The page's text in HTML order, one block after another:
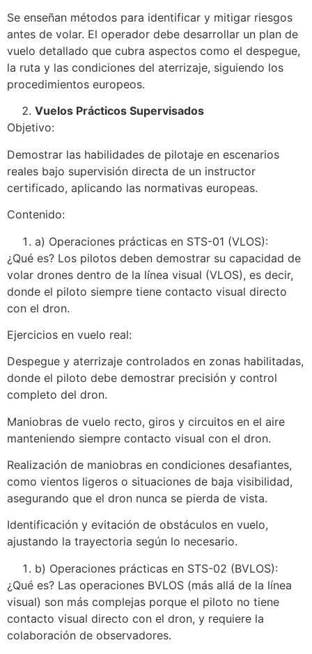
Se enseñan métodos para identificar y mitigar riesgos
antes de volar. El operador debe desarrollar un plan de
vuelo detallado que cubra aspectos como el despegue,
la ruta y las condiciones del aterrizaje, siguiendo los
procedimientos europeos.
Vuelos Prácticos Supervisados
Objetivo:
Demostrar las habilidades de pilotaje en escenarios
reales bajo supervisión directa de un instructor
certificado, aplicando las normativas europeas.
Contenido:
a) Operaciones prácticas en STS-01 (VLOS):
¿Qué es? Los pilotos deben demostrar su capacidad de
volar drones dentro de la línea visual (VLOS), es decir,
donde el piloto siempre tiene contacto visual directo
con el dron.
Ejercicios en vuelo real:
Despegue y aterrizaje controlados en zonas habilitadas,
donde el piloto debe demostrar precisión y control
completo del dron.
Maniobras de vuelo recto, giros y circuitos en el aire
manteniendo siempre contacto visual con el dron.
Realización de maniobras en condiciones desafiantes,
como vientos ligeros o situaciones de baja visibilidad,
asegurando que el dron nunca se pierda de vista.
Identificación y evitación de obstáculos en vuelo,
ajustando la trayectoria según lo necesario.
b) Operaciones prácticas en STS-02 (BVLOS):
¿Qué es? Las operaciones BVLOS (más allá de la línea
visual) son más complejas porque el piloto no tiene
contacto visual directo con el dron, y requiere la
colaboración de observadores.